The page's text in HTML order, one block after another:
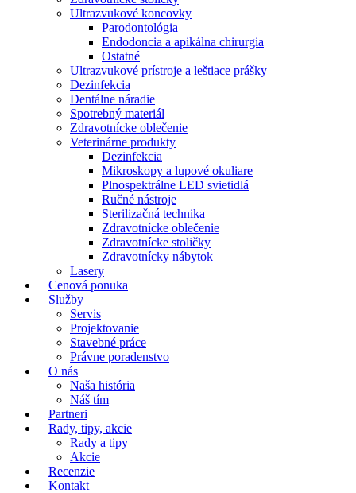
Ultrazvukové koncovky
Parodontológia
Endodoncia a apikálna chirurgia
Ostatné
Ultrazvukové prístroje a leštiace prášky
Dezinfekcia
Dentálne náradie
Spotrebný materiál
Zdravotnícke oblečenie
Veterinárne produkty
Dezinfekcia
Mikroskopy a lupové okuliare
Plnospektrálne LED svietidlá
Ručné nástroje
Sterilizačná technika
Zdravotnícke oblečenie
Zdravotnícke stoličky
Zdravotnícky nábytok
Lasery
Cenová ponuka
Služby
Servis
Projektovanie
Stavebné práce
Právne poradenstvo
O nás
Naša história
Náš tím
Partneri
Rady, tipy, akcie
Rady a tipy
Akcie
Recenzie
Kontakt